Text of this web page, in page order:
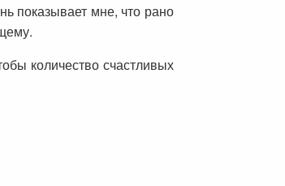
показывает мне, что рано
количество счастливых